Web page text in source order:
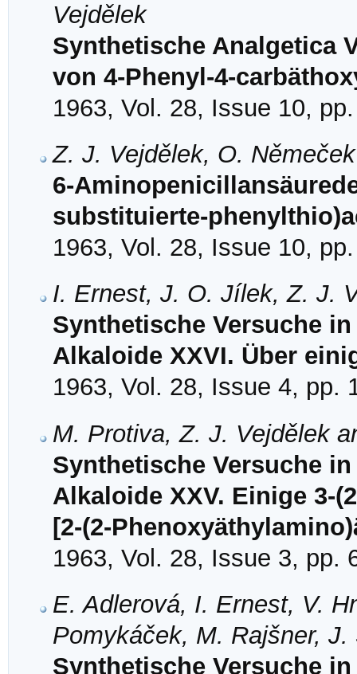
Vejdělek
Synthetische Analgetica
von 4-Phenyl-4-
1963, Vol. 28, Issue 10,
Z. J. Vejdělek, O.
6-
substituierte-
1963, Vol. 28, Issue 10,
I. Ernest, J. O. Jílek, Z. J.
Synthetische Versuche
Alkaloide XXVI. Über
1963, Vol. 28, Issue 4, pp.
M. Protiva, Z. J. Vejdělek
Synthetische Versuche
Alkaloide XXV. Einige 3-
[2-(2-
1963, Vol. 28, Issue 3, pp.
E. Adlerová, I. Ernest, V.
Pomykáček, M. Rajšner,
Synthetische Versuche